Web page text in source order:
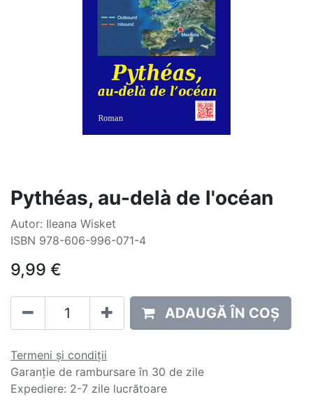
Pythéas, au-delà de l'océan
Autor: Ileana Wisket
ISBN 978-606-996-071-4
9,99 €
ADAUGĂ ÎN COȘ
Termeni și condiții
Garanție de rambursare în 30 de zile
Expediere: 2-7 zile lucrătoare